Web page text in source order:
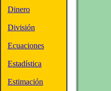
Dinero
División
Ecuaciones
Estadística
Estimación